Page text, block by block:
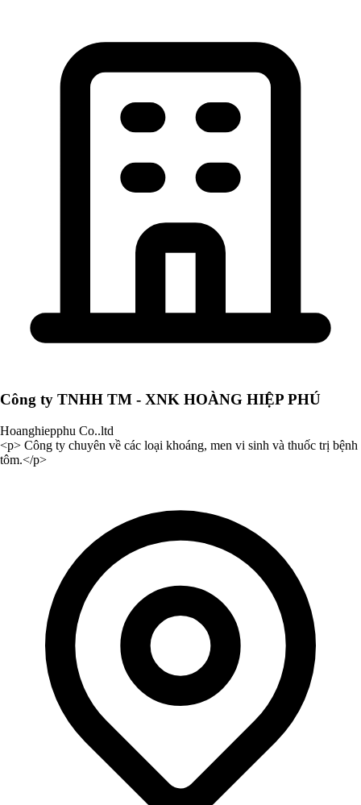
Công ty TNHH TM - XNK HOÀNG HIỆP PHÚ
Hoanghiepphu Co..ltd
<p> Công ty chuyên về các loại khoáng, men vi sinh và thuốc trị bệnh
tôm.</p>